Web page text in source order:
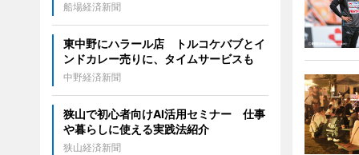
船場経済新聞
東中野にハラール店 トルコケバブとイ
ンドカレー売りに、タイムサービスも
中野経済新聞
狭山で初心者向けAI活用セミナー 仕事
や暮らしに使える実践法紹介
狭山経済新聞